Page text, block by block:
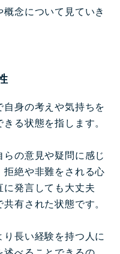
念について見ていき
身の考えや気持ちを
る状態を指します。
の意見や疑問に感じ
絶や非難をされる心
発言しても大丈夫
有された状態です。
長い経験を持つ人に